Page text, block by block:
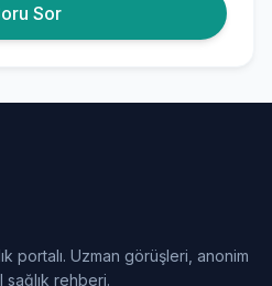
Sor
portalı. Uzman görüşleri, anonim
sağlık rehberi.